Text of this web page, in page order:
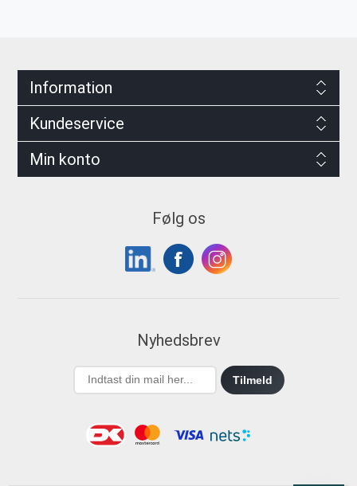
Information
Kundeservice
Min konto
Følg os
Nyhedsbrev
Tilmeld